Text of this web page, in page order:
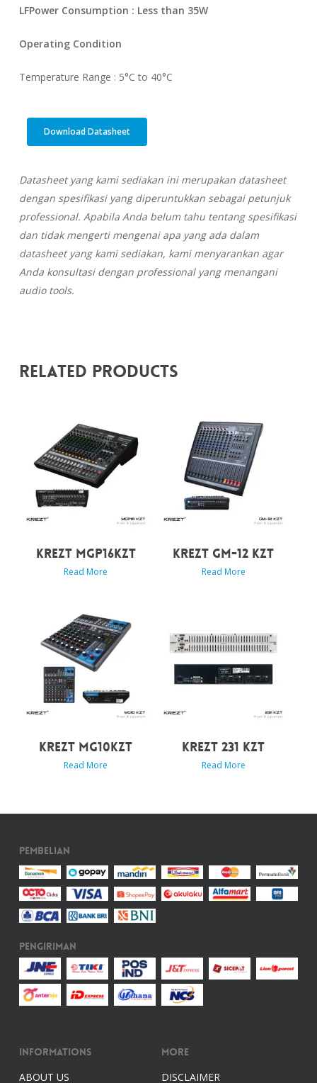
LFPower Consumption : Less than 35W
Operating Condition
Temperature Range : 5°C to 40°C
Download Datasheet
Datasheet yang kami sediakan ini merupakan datasheet
dengan spesifikasi yang diperuntukkan sebagai petunjuk
professional. Apabila Anda belum tahu tentang spesifikasi
dan tidak mengerti mengenai apa yang ada dalam
datasheet yang kami sediakan, kami menyarankan agar
Anda konsultasi dengan professional yang menangani
audio tools.
Related Products
KREZT MGP16KZT
Read More
KREZT GM-12 KZT
Read More
KREZT MG10KZT
Read More
KREZT 231 KZT
Read More
Pembelian
Pengiriman
Informations
ABOUT US
More
DISCLAIMER